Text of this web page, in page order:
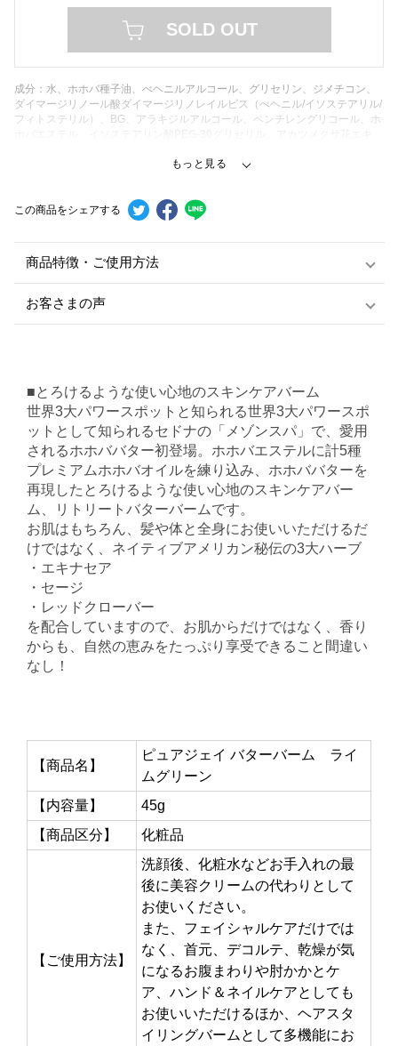
SOLD OUT
成分：水、ホホバ種子油、べヘニルアルコール、グリセリン、ジメチコン、
ダイマージリノール酸ダイマージリノレイルビス（べヘニル/イソステアリル/
フィトステリル）、BG、アラキジルアルコール、ペンチレングリコール、ホ
ルコシド、スクワラン、カプリル酸グリセリル、ジラウロイルグルタミン酸
ヨウハッカ油、(クロロフィリン/銅)複合体、イソステアリン酸ソルビタン、
ー、トコフェロール、クエン酸、クエン酸Na、ペンテト酸5Na、フェノキシ
エタノール、メトキシフェニルイミノジメチルシクロヘキセニルエチルグリ
シン
この商品をシェアする
商品特徴・ご使用方法
お客さまの声
■とろけるような使い心地のスキンケアバーム
世界3大パワースポットと知られる世界3大パワースポ
ットとして知られるセドナの「メゾンスパ」で、愛用
されるホホババター初登場。ホホバエステルに計5種
プレミアムホホバオイルを練り込み、ホホババターを
再現したとろけるような使い心地のスキンケアバー
ム、リトリートバターバームです。
お肌はもちろん、髪や体と全身にお使いいただけるだ
けではなく、ネイティブアメリカン秘伝の3大ハーブ
・エキナセア
・セージ
・レッドクローバー
を配合していますので、お肌からだけではなく、香り
からも、自然の恵みをたっぷり享受できること間違い
なし！
【商品名】
ピュアジェイ バターバーム ライ
ムグリーン
【内容量】
45g
【商品区分】
化粧品
【ご使用方法】
洗顔後、化粧水などお手入れの最
後に美容クリームの代わりとして
お使いください。
また、フェイシャルケアだけでは
なく、首元、デコルテ、乾燥が気
になるお腹まわりや肘かかとケ
ア、ハンド＆ネイルケアとしても
お使いいただけるほか、ヘアスタ
イリングバームとして多機能にお